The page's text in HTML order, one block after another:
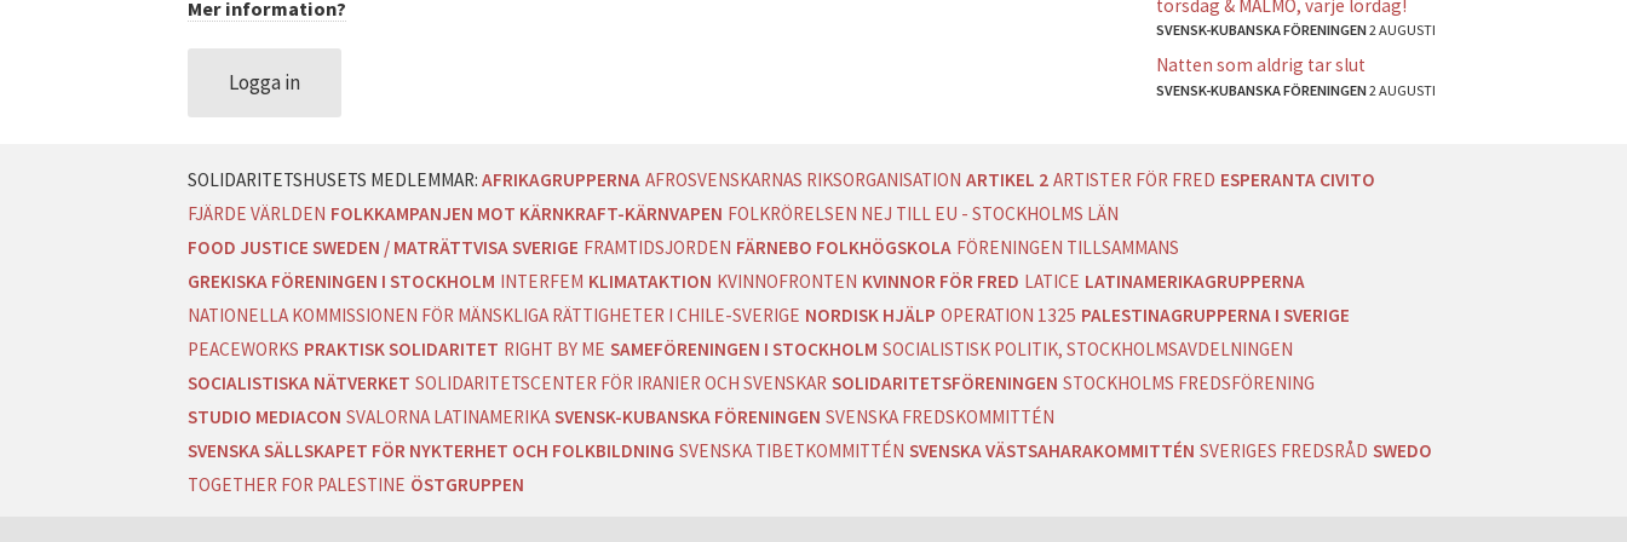
Mer information?
Logga in
torsdag & MALMÖ, varje lördag!
SVENSK-KUBANSKA FÖRENINGEN2 AUGUSTI
Natten som aldrig tar slut
SVENSK-KUBANSKA FÖRENINGEN2 AUGUSTI
AFRIKAGRUPPERNA AFROSVENSKARNAS RIKSORGANISATION ARTIKEL 2 ARTISTER FÖR FRED ESPERANTA CIVITO
FJÄRDE VÄRLDEN FOLKKAMPANJEN MOT KÄRNKRAFT-KÄRNVAPEN FOLKRÖRELSEN NEJ TILL EU - STOCKHOLMS LÄN
FOOD JUSTICE SWEDEN / MATRÄTTVISA SVERIGE FRAMTIDSJORDEN FÄRNEBO FOLKHÖGSKOLA FÖRENINGEN TILLSAMMANS
GREKISKA FÖRENINGEN I STOCKHOLM INTERFEM KLIMATAKTION KVINNOFRONTEN KVINNOR FÖR FRED LATICE LATINAMERIKAGRUPPERNA
NATIONELLA KOMMISSIONEN FÖR MÄNSKLIGA RÄTTIGHETER I CHILE-SVERIGE NORDISK HJÄLP OPERATION 1325 PALESTINAGRUPPERNA I SVERIGE
PEACEWORKS PRAKTISK SOLIDARITET RIGHT BY ME SAMEFÖRENINGEN I STOCKHOLM SOCIALISTISK POLITIK, STOCKHOLMSAVDELNINGEN
SOCIALISTISKA NÄTVERKET SOLIDARITETSCENTER FÖR IRANIER OCH SVENSKAR SOLIDARITETSFÖRENINGEN STOCKHOLMS FREDSFÖRENING
STUDIO MEDIACON SVALORNA LATINAMERIKA SVENSK-KUBANSKA FÖRENINGEN SVENSKA FREDSKOMMITTÉN
SVENSKA SÄLLSKAPET FÖR NYKTERHET OCH FOLKBILDNING SVENSKA TIBETKOMMITTÉN SVENSKA VÄSTSAHARAKOMMITTÉN SVERIGES FREDSRÅD SWEDO
TOGETHER FOR PALESTINE ÖSTGRUPPEN